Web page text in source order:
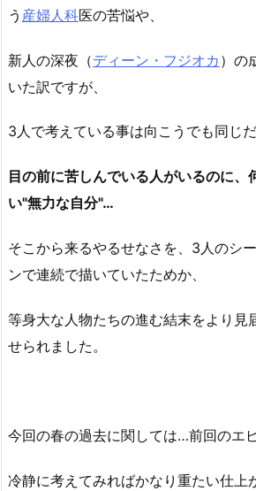
う 産婦人科医の苦悩や、
新人の深夜（ディーン・フジオカ ）の
いた訳ですが、
3人で考えている事は向こうでも同じだ
目の前に苦しんでいる人がいるのに、
い"無力な自分"…
そこから来るやるせなさを、3人のシ
ンで連続で描いていたためか、
等身大な人物たちの進む結末をより見
せられました。
今回の春の過去に関しては…前回のエ
冷静に考えてみればかなり重たい仕上